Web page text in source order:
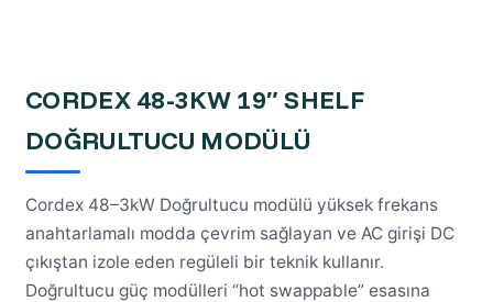
CORDEX 48-3KW 19″ SHELF
DOĞRULTUCU MODÜLÜ
Cordex 48–3kW Doğrultucu modülü yüksek frekans
anahtarlamalı modda çevrim sağlayan ve AC girişi DC
çıkıştan izole eden regüleli bir teknik kullanır.
Doğrultucu güç modülleri “hot swappable” esasına